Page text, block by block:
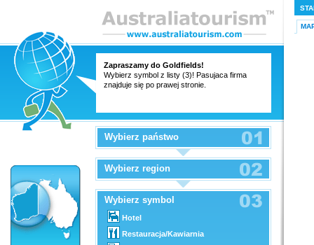
Zapraszamy do Goldfields!
Wybierz symbol z listy (3)! Pasujaca firma
znajduje się po prawej stronie.
Wybierz państwo
Wybierz region
Wybierz symbol
Hotel
Restauracja/Kawiarnia